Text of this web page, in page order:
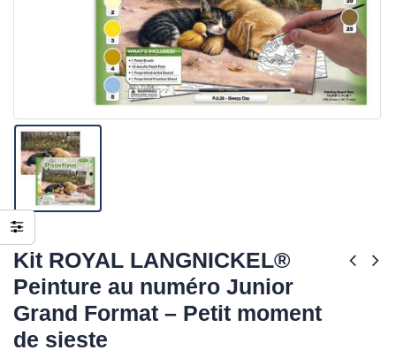
Kit ROYAL LANGNICKEL®
Peinture au numéro Junior
Grand Format – Petit moment
de sieste